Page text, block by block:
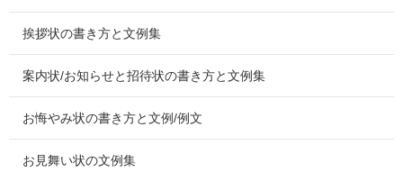
挨拶状の書き方と文例集
案内状/お知らせと招待状の書き方と文例集
お悔やみ状の書き方と文例/例文
お見舞い状の文例集